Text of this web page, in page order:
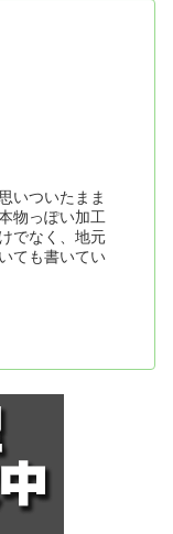
いついたまま
物っぽい加工
でなく、地元
ても書いてい